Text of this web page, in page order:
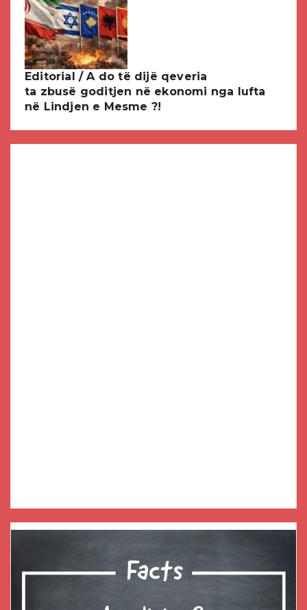
Editorial / A do të dijë qeveria
ta zbusë goditjen në ekonomi nga lufta
në Lindjen e Mesme ?!